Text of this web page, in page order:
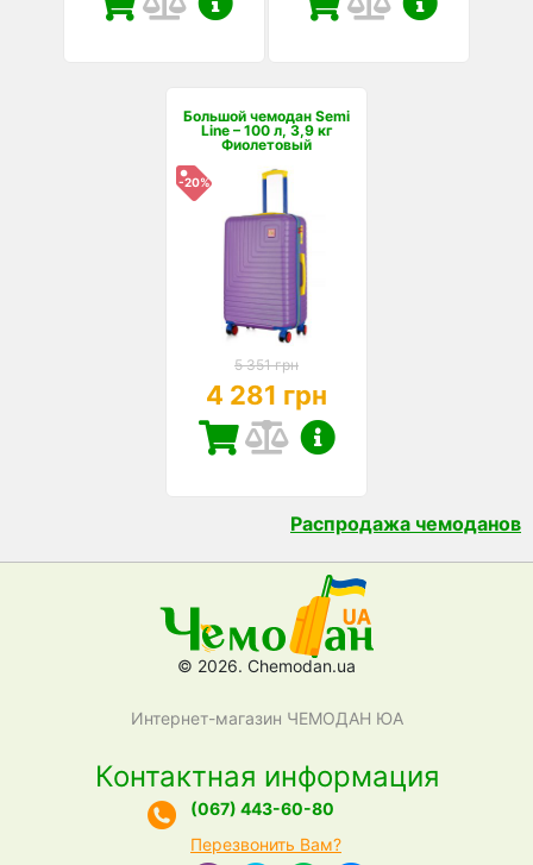
Большой чемодан Semi
Line – 100 л, 3,9 кг
Фиолетовый
-20%
5 351 грн
4 281 грн
Распродажа чемоданов
© 2026. Chemodan.ua
Интернет-магазин ЧЕМОДАН ЮА
Контактная информация
(067) 443-60-80
Перезвонить Вам?